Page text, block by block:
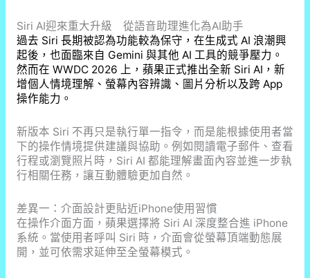
Siri AI迎來重大升級 從語音助理進化為AI助手
過去 Siri 長期被認為功能較為保守，在生成式 AI 浪潮興
起後，也面臨來自 Gemini 與其他 AI 工具的競爭壓力。
然而在 WWDC 2026 上，蘋果正式推出全新 Siri AI，新
增個人情境理解、螢幕內容辨識、圖片分析以及跨 App
操作能力。
新版本 Siri 不再只是執行單一指令，而是能根據使用者當
下的操作情境提供建議與協助。例如閱讀電子郵件、查看
行程或瀏覽照片時，Siri AI 都能理解畫面內容並進一步執
行相關任務，讓互動體驗更加自然。
差異一：介面設計更貼近iPhone使用習慣
在操作介面方面，蘋果選擇將 Siri AI 深度整合進 iPhone
系統。當使用者呼叫 Siri 時，介面會從螢幕頂端動態展
開，並可依需求延伸至全螢幕模式。